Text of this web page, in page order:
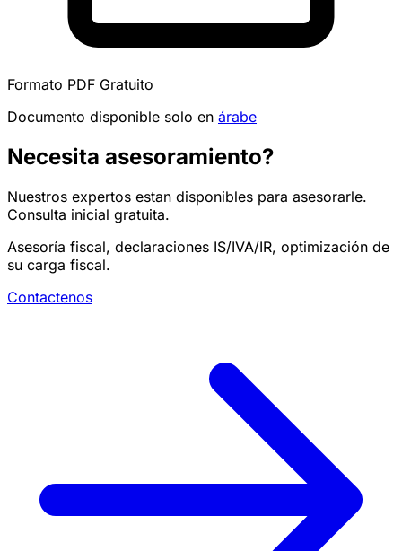
Formato PDF Gratuito
Documento disponible solo en árabe
Necesita asesoramiento?
Nuestros expertos estan disponibles para asesorarle.
Consulta inicial gratuita.
Asesoría fiscal, declaraciones IS/IVA/IR, optimización de
su carga fiscal.
Contactenos